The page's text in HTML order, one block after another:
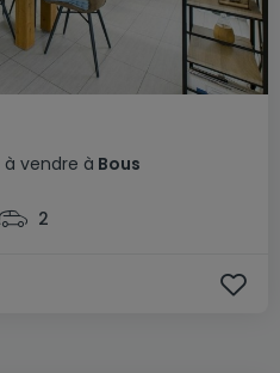
à vendre à Bous
2